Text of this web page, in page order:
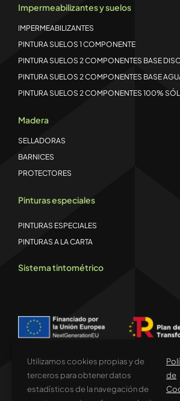
Impermeabilizantes y suelos
IMPERMEABILIZANTES
PINTURA SUELOS 1 COMPONENTE
PINTURA SUELOS 2 COMPONENTES BASE
PINTURA SUELOS 2 COMPONENTES BASE
PINTURA SUELOS 2 COMPONENTES 100%
Madera
SELLADORAS
BARNICES
PROTECTORES
Pinturas especiales
PINTURAS ESPECIALES
PINTURAS A LA CARTA
Sistema tintométrico
Financiado por la Unión Europea –
Utilizamos cookies propias y de
terceros para obtener datos
estadísticos de la navegación de
de